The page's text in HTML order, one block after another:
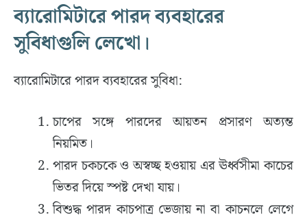
ব্যারোমিটারে পারদ ব্যবহারের
সুবিধাগুলি লেখো।
ব্যারোমিটারে পারদ ব্যবহারের সুবিধা:
চাপের সঙ্গে পারদের আয়তন প্রসারণ অত্যন্ত
নিয়মিত।
পারদ চকচকে ও অস্বচ্ছ হওয়ায় এর ঊর্ধ্বসীমা কাচের
ভিতর দিয়ে স্পষ্ট দেখা যায়।
বিশুদ্ধ পারদ কাচপাত্র ভেজায় না বা কাচনলে লেগে